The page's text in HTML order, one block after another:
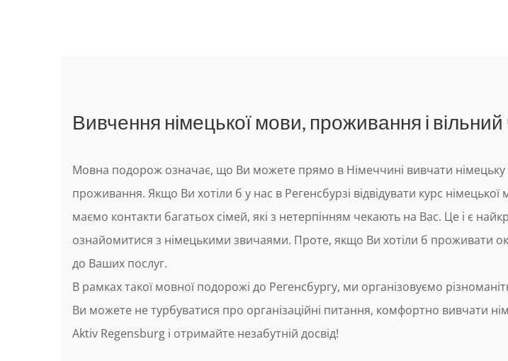
Вивчення німецької мови, проживання і вільний
Мовна подорож означає, що Ви можете прямо в Німеччині вивчати
проживання. Якщо Ви хотіли б у нас в Регенсбурзі відвідувати курс
маємо контакти багатьох сімей, які з нетерпінням чекають на Вас. Це і є
ознайомитися з німецькими звичаями. Проте, якщо Ви хотіли б проживати
до Ваших послуг.
В рамках такої мовної подорожі до Регенсбургу, ми організовуємо
Ви можете не турбуватися про організаційні питання, комфортно вивчати
Aktiv Regensburg і отримайте незабутній досвід!